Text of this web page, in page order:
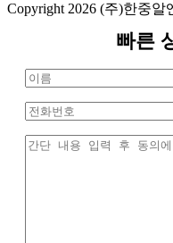
Copyright 2026 (주)한중알
Bar
Area
빠른